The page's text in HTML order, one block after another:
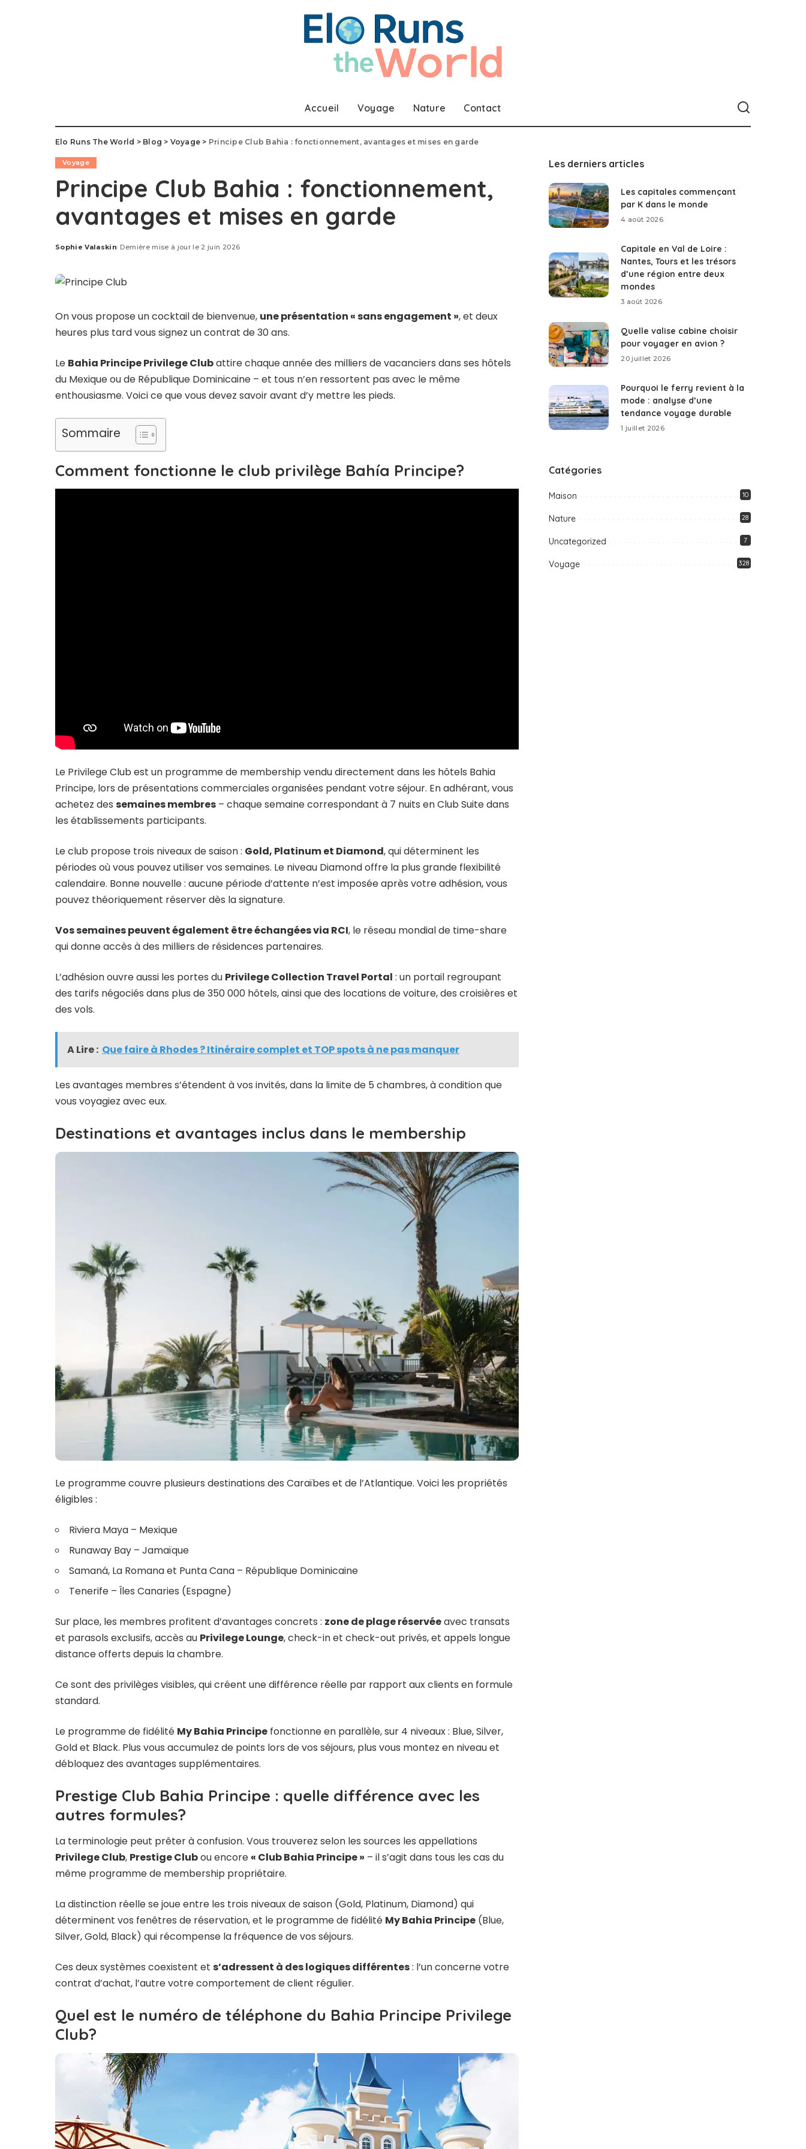
Accueil Voyage Nature Contact
Elo Runs The World > Blog > Voyage > Principe Club Bahia : fonctionnement, avantages et mises en garde
Voyage
Principe Club Bahia : fonctionnement,
avantages et mises en garde
Posted
Sophie Valaskin Dernière mise à jour le 2 juin 2026
On vous propose un cocktail de bienvenue, une présentation « sans engagement », et deux
heures plus tard vous signez un contrat de 30 ans.
Le Bahia Principe Privilege Clubattire chaque année des milliers de vacanciers dans ses hôtels
du Mexique ou de République Dominicaine – et tous n’en ressortent pas avec le même
enthousiasme. Voici ce que vous devez savoir avant d’y mettre les pieds.
Sommaire
Comment fonctionne le club privilège Bahía Principe?
Le Privilege Club est un programme de membership vendu directement dans les hôtels Bahia
Principe, lors de présentations commerciales organisées pendant votre séjour. En adhérant, vous
achetez des semaines membres – chaque semaine correspondant à 7 nuits en Club Suite dans
les établissements participants.
Le club propose trois niveaux de saison : Gold, Platinum et Diamond, qui déterminent les
périodes où vous pouvez utiliser vos semaines. Le niveau Diamond offre la plus grande flexibilité
calendaire. Bonne nouvelle : aucune période d’attente n’est imposée après votre adhésion, vous
pouvez théoriquement réserver dès la signature.
Vos semaines peuvent également être échangées via RCI, le réseau mondial de time-share
qui donne accès à des milliers de résidences partenaires.
L’adhésion ouvre aussi les portes du Privilege Collection Travel Portal : un portail regroupant
des tarifs négociés dans plus de 350 000 hôtels, ainsi que des locations de voiture, des croisières et
des vols.
A Lire : Que faire à Rhodes ? Itinéraire complet et TOP spots à ne pas manquer
Les avantages membres s’étendent à vos invités, dans la limite de 5 chambres, à condition que
vous voyagiez avec eux.
Destinations et avantages inclus dans le membership
Le programme couvre plusieurs destinations des Caraïbes et de l’Atlantique. Voici les propriétés
éligibles :
Riviera Maya – Mexique
Runaway Bay – Jamaïque
Samaná, La Romana et Punta Cana – République Dominicaine
Tenerife – Îles Canaries (Espagne)
Sur place, les membres profitent d’avantages concrets : zone de plage réservéeavec transats
et parasols exclusifs, accès au Privilege Lounge, check-in et check-out privés, et appels longue
distance offerts depuis la chambre.
Ce sont des privilèges visibles, qui créent une différence réelle par rapport aux clients en formule
standard.
Le programme de fidélité My Bahia Principe fonctionne en parallèle, sur 4 niveaux : Blue, Silver,
Gold et Black. Plus vous accumulez de points lors de vos séjours, plus vous montez en niveau et
débloquez des avantages supplémentaires.
Prestige Club Bahia Principe : quelle différence avec les
autres formules?
La terminologie peut prêter à confusion. Vous trouverez selon les sources les appellations
Privilege Club, Prestige Clubou encore « Club Bahia Principe » – il s’agit dans tous les cas du
même programme de membership propriétaire.
La distinction réelle se joue entre les trois niveaux de saison (Gold, Platinum, Diamond) qui
déterminent vos fenêtres de réservation, et le programme de fidélité My Bahia Principe (Blue,
Silver, Gold, Black) qui récompense la fréquence de vos séjours.
Ces deux systèmes coexistent et s’adressent à des logiques différentes: l’un concerne votre
contrat d’achat, l’autre votre comportement de client régulier.
Quel est le numéro de téléphone du Bahia Principe Privilege
Club?
Les derniers articles
Les capitales commençant
par K dans le monde
4 août 2026
Capitale en Val de Loire :
Nantes, Tours et les trésors
d’une région entre deux
mondes
3 août 2026
Quelle valise cabine choisir
pour voyager en avion ?
20 juillet 2026
Pourquoi le ferry revient à la
mode : analyse d’une
tendance voyage durable
1 juillet 2026
Catégories
Maison 10
Nature 28
Uncategorized 7
Voyage 328